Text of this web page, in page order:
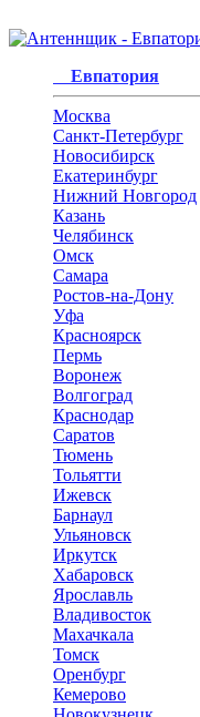
Евпатория
Москва
Санкт-Петербург
Новосибирск
Екатеринбург
Нижний Новгород
Казань
Челябинск
Омск
Самара
Ростов-на-Дону
Уфа
Красноярск
Пермь
Воронеж
Волгоград
Краснодар
Саратов
Тюмень
Тольятти
Ижевск
Барнаул
Ульяновск
Иркутск
Хабаровск
Ярославль
Владивосток
Махачкала
Томск
Оренбург
Кемерово